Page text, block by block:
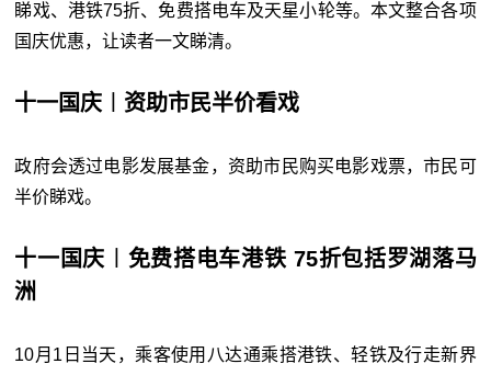
睇戏、港铁75折、免费搭电车及天星小轮等。本文整合各项
国庆优惠，让读者一文睇清。
十一国庆︱资助市民半价看戏
政府会透过电影发展基金，资助市民购买电影戏票，市民可
半价睇戏。
十一国庆︱免费搭电车港铁 75折包括罗湖落马
洲
10月1日当天，乘客使用八达通乘搭港铁、轻铁及行走新界